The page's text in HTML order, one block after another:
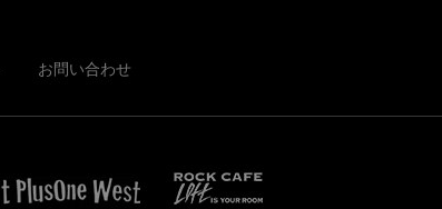
お問い合わせ